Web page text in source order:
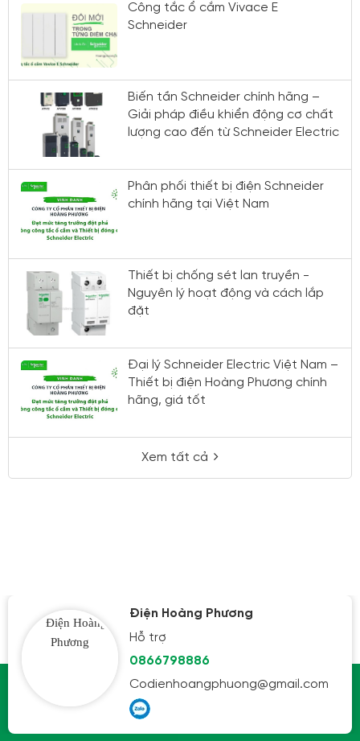
Công tắc ổ cắm Vivace E
Schneider
Biến tần Schneider chính hãng –
Giải pháp điều khiển động cơ chất
lượng cao đến từ Schneider Electric
Phân phối thiết bị điện Schneider
chính hãng tại Việt Nam
Thiết bị chống sét lan truyền -
Nguyên lý hoạt động và cách lắp
đặt
Đại lý Schneider Electric Việt Nam –
Thiết bị điện Hoàng Phương chính
hãng, giá tốt
Xem tất cả
Điện Hoàng Phương
Hỗ trợ
0866798886
Codienhoangphuong@gmail.com